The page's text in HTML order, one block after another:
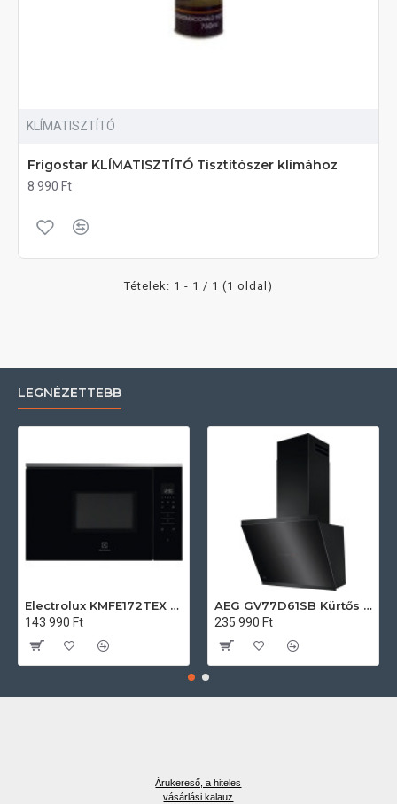
KLÍMATISZTÍTÓ
Frigostar KLÍMATISZTÍTÓ Tisztítószer klímához
8 990 Ft
Tételek: 1 - 1 / 1 (1 oldal)
LEGNÉZETTEBB
Electrolux KMFE172TEX Felsőszekrénybe építhető mikrohullámú sütő
143 990 Ft
AEG GV77D61SB Kürtős páraelszívó
235 990 Ft
Árukereső, a hiteles
vásárlási kalauz